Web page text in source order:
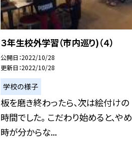
３年生校外学習（市内巡り)（４）
公開日 2022/10/28
更新日 2022/10/28
学校の様子
板を磨き終わったら、次は絵付けの
時間でした。 こだわり始めると、やめ
時が分からな...